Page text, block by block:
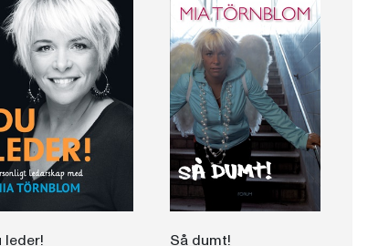
leder! Så dumt!